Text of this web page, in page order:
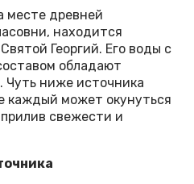
месте древней
находится
Георгий. Его воды с
обладают
Чуть ниже источника
каждый может окунуться
свежести и